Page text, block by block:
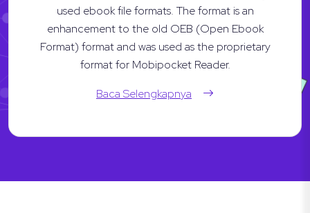
used ebook file formats. The format is an
enhancement to the old OEB (Open Ebook
Format) format and was used as the proprietary
format for Mobipocket Reader.
Baca Selengkapnya